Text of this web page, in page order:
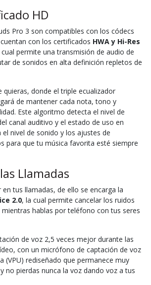
HD
Pro 3 son compatibles con los códecs
con los certificados HWA y Hi-Res
cual permite una transmisión de audio de
de sonidos en alta definición repletos de
quieras, donde el triple ecualizador
de mantener cada nota, tono y
Este algoritmo detecta el nivel de
canal auditivo y el estado de uso en
nivel de sonido y los ajustes de
para que tu música favorita esté siempre
Llamadas
tus llamadas, de ello se encarga la
2.0, la cual permite cancelar los ruidos
hablas por teléfono con tus seres
de voz 2,5 veces mejor durante las
con un micrófono de captación de voz
(VPU) rediseñado que permanece muy
no pierdas nunca la voz dando voz a tus